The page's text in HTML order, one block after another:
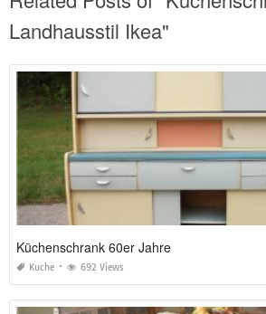
Landhausstil Ikea"
Küchenschrank 60er Jahre
Kuche 692 Views